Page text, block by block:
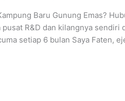
Baru Gunung Emas?
R&D dan kilangnya
setiap 6 bulan Saya Faten,